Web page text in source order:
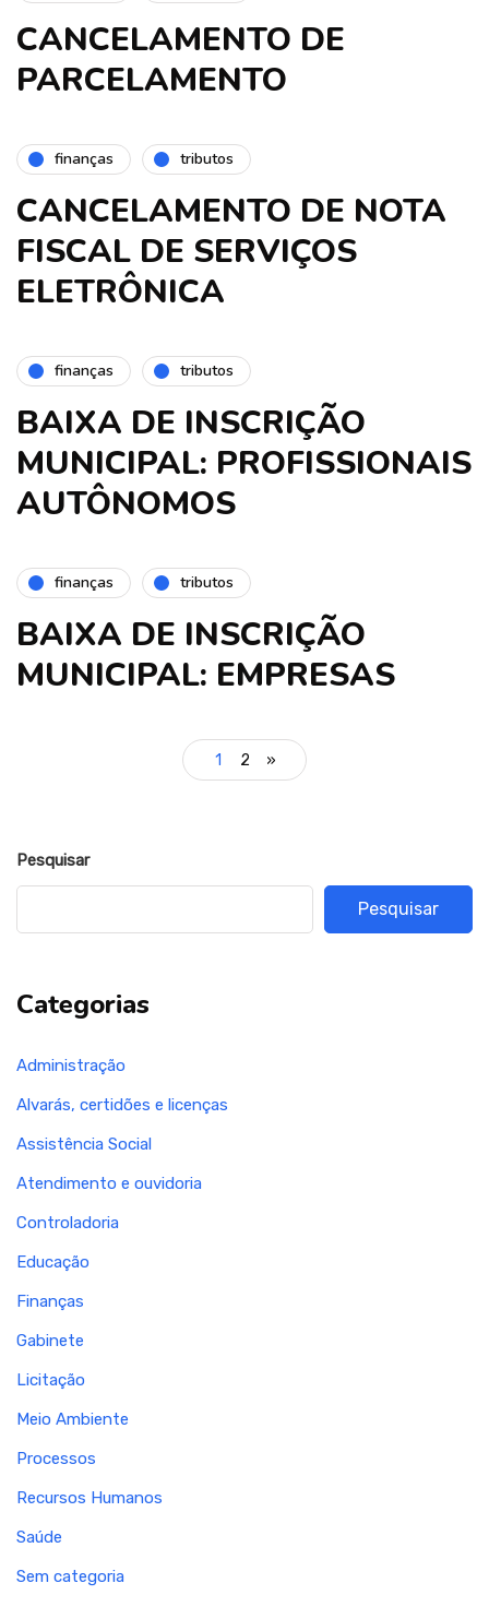
CANCELAMENTO DE
PARCELAMENTO
finanças tributos
CANCELAMENTO DE NOTA
FISCAL DE SERVIÇOS
ELETRÔNICA
finanças tributos
BAIXA DE INSCRIÇÃO
MUNICIPAL: PROFISSIONAIS
AUTÔNOMOS
finanças tributos
BAIXA DE INSCRIÇÃO
MUNICIPAL: EMPRESAS
1 2 »
Pesquisar
Pesquisar
Categorias
Administração
Alvarás, certidões e licenças
Assistência Social
Atendimento e ouvidoria
Controladoria
Educação
Finanças
Gabinete
Licitação
Meio Ambiente
Processos
Recursos Humanos
Saúde
Sem categoria